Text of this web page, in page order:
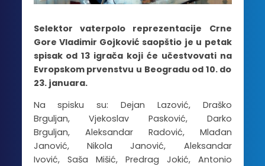
Selektor vaterpolo reprezentacije Crne
Gore Vladimir Gojković saopštio je u petak
spisak od 13 igrača koji će učestvovati na
Evropskom prvenstvu u Beogradu od 10. do
23. januara.
Na spisku su: Dejan Lazović, Draško
Brguljan, Vjekoslav Pasković, Darko
Brguljan, Aleksandar Radović, Mlađan
Janović, Nikola Janović, Aleksandar
Ivović, Saša Mišić, Predrag Jokić, Antonio